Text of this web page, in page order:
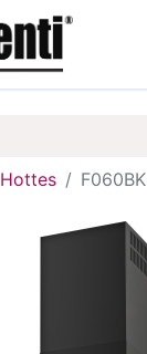
Hottes F060BK